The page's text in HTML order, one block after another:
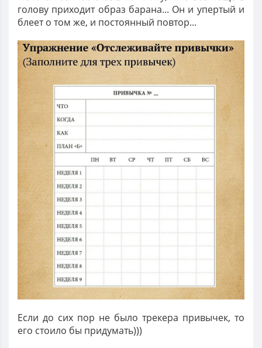
голову приходит образ барана... Он и упертый и
блеет о том же, и постоянный повтор...
Если до сих пор не было трекера привычек, то
его стоило бы придумать)))